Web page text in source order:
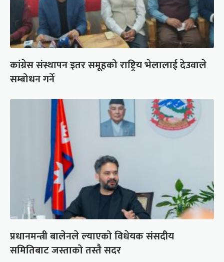
कांग्रेस संस्थापन इतर समूहको राष्ट्रिय भेलालाई देउवाले
सम्बोधन गर्ने
प्रधानमन्त्री बालेनले ल्याएको विधेयक संसदीय
समितिबाट जस्ताको तस्तै सदर